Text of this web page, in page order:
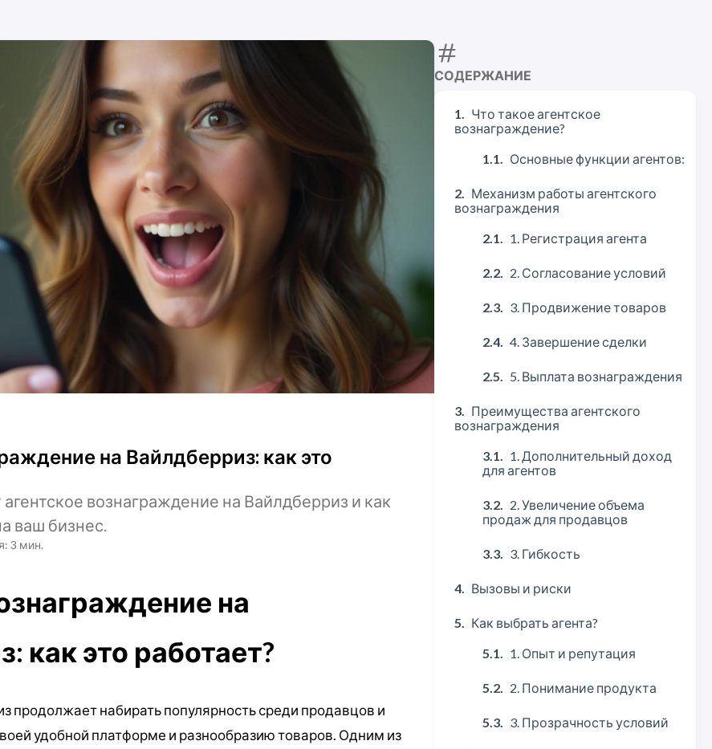
СОДЕРЖАНИЕ
Что такое агентское
вознаграждение?
Основные функции агентов:
Механизм работы агентского
вознаграждения
1. Регистрация агента
2. Согласование условий
3. Продвижение товаров
4. Завершение сделки
5. Выплата вознаграждения
Преимущества агентского
вознаграждения
1. Дополнительный доход
для агентов
2. Увеличение объема
продаж для продавцов
3. Гибкость
Вызовы и риски
Как выбрать агента?
1. Опыт и репутация
2. Понимание продукта
3. Прозрачность условий
на Вайлдберриз: как это
агентское вознаграждение на Вайлдберриз и как
ваш бизнес.
3 мин.
на
как это работает?
продолжает набирать популярность среди продавцов и
удобной платформе и разнообразию товаров. Одним из